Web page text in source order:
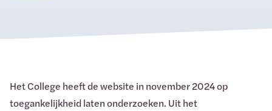
Het College heeft de website in november 2024 op
toegankelijkheid laten onderzoeken. Uit het